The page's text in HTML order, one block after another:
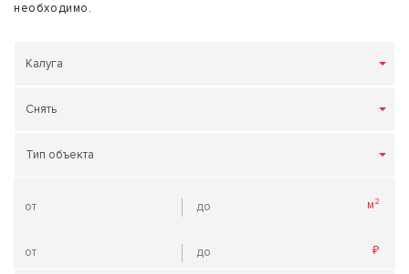
необходимо.
Калуга
Снять
Тип объекта